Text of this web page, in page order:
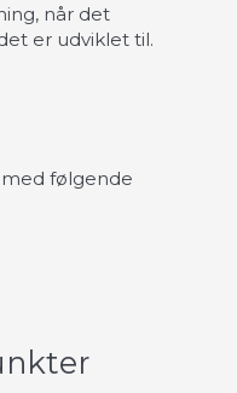
når det
er udviklet til.
følgende